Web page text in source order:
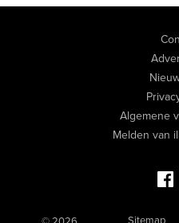
Algemene
Melden van